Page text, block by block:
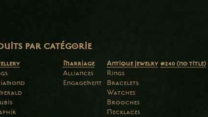
par catégorie
Marriage
Alliances
Engagement
Antique jewelry
Rings
Bracelets
Watches
Brooches
Necklaces
#240 (no title)